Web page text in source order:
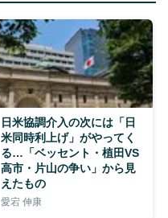
日米協調介入の次には「日
米同時利上げ」がやってく
る…「ベッセント・植田VS
高市・片山の争い」から見
えたもの
愛宕 伸康